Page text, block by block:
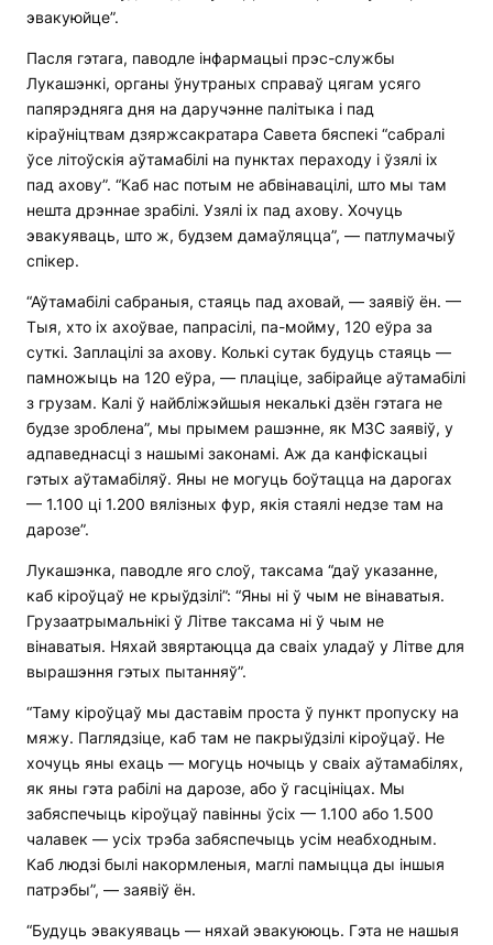
эвакуюйце”.
Пасля гэтага, паводле інфармацыі прэс-службы
Лукашэнкі, органы ўнутраных справаў цягам усяго
папярэдняга дня на даручэнне палітыка і пад
кіраўніцтвам дзяржсакратара Савета бяспекі “сабралі
ўсе літоўскія аўтамабілі на пунктах пераходу і ўзялі іх
пад ахову”. “Каб нас потым не абвінавацілі, што мы там
нешта дрэннае зрабілі. Узялі іх пад ахову. Хочуць
эвакуяваць, што ж, будзем дамаўляцца”, — патлумачыў
спікер.
“Аўтамабілі сабраныя, стаяць пад аховай, — заявіў ён. —
Тыя, хто іх ахоўвае, папрасілі, па-мойму, 120 еўра за
суткі. Заплацілі за ахову. Колькі сутак будуць стаяць —
памножыць на 120 еўра, — плаціце, забірайце аўтамабілі
з грузам. Калі ў найбліжэйшыя некалькі дзён гэтага не
будзе зроблена”, мы прымем рашэнне, як МЗС заявіў, у
адпаведнасці з нашымі законамі. Аж да канфіскацыі
гэтых аўтамабіляў. Яны не могуць боўтацца на дарогах
— 1.100 ці 1.200 вялізных фур, якія стаялі недзе там на
дарозе”.
Лукашэнка, паводле яго слоў, таксама “даў указанне,
каб кіроўцаў не крыўдзілі”: “Яны ні ў чым не вінаватыя.
Грузаатрымальнікі ў Літве таксама ні ў чым не
вінаватыя. Няхай звяртаюцца да сваіх уладаў у Літве для
вырашэння гэтых пытанняў”.
“Таму кіроўцаў мы даставім проста ў пункт пропуску на
мяжу. Паглядзіце, каб там не пакрыўдзілі кіроўцаў. Не
хочуць яны ехаць — могуць ночыць у сваіх аўтамабілях,
як яны гэта рабілі на дарозе, або ў гасцініцах. Мы
забяспечыць кіроўцаў павінны ўсіх — 1.100 або 1.500
чалавек — усіх трэба забяспечыць усім неабходным.
Каб людзі былі накормленыя, маглі памыцца ды іншыя
патрэбы”, — заявіў ён.
“Будуць эвакуяваць — няхай эвакуююць. Гэта не нашыя